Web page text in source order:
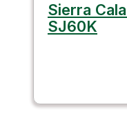
Sierra
SJ60K